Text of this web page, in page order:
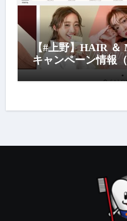
【#上野】HAIR
キャンペーン情報